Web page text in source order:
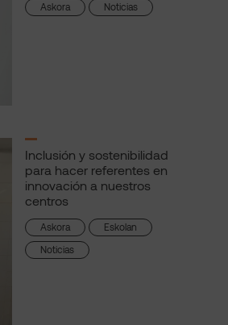
Askora Noticias
Inclusión y sostenibilidad
para hacer referentes en
innovación a nuestros
centros
Askora
Eskolan
Noticias